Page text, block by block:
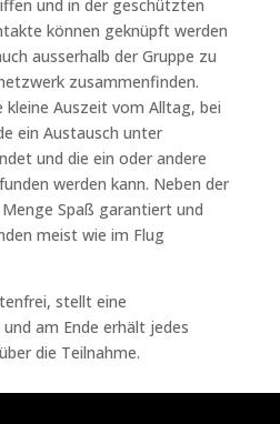
und in der geschützten
können geknüpft werden
ausserhalb der Gruppe zu
zusammenfinden.
kleine Auszeit vom Alltag, bei
ein Austausch unter
und die ein oder andere
werden kann. Neben der
Spaß garantiert und
meist wie im Flug
stellt eine
am Ende erhält jedes
die Teilnahme.